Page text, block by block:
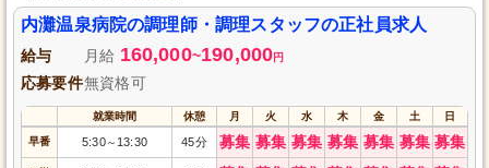
内灘温泉病院の調理師・調理スタッフの正社員求人
給与 月給 160,000~190,000円
応募要件無資格可
就業時間 休憩 月 火 水 木 金 土 日
早番 5:30～ 13:30 45分 募集 募集 募集 募集 募集 募集 募集